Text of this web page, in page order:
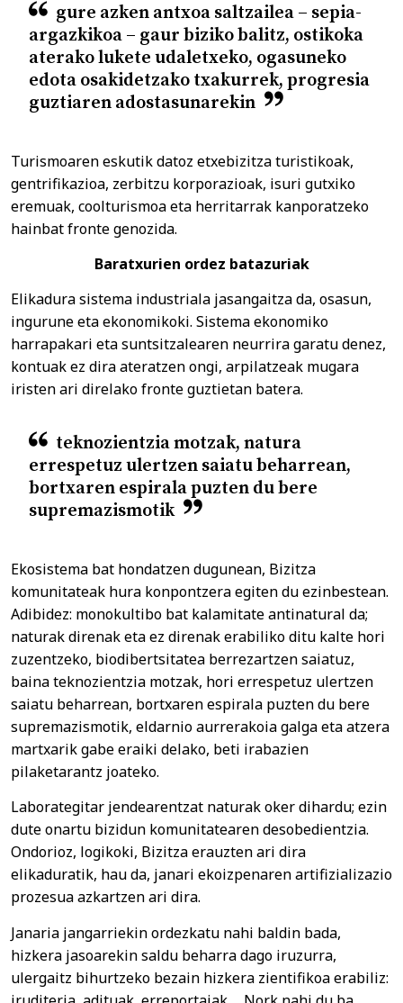
gure azken antxoa saltzailea – sepia-
argazkikoa – gaur biziko balitz, ostikoka
aterako lukete udaletxeko, ogasuneko
edota osakidetzako txakurrek, progresia
guztiaren adostasunarekin
Turismoaren eskutik datoz etxebizitza turistikoak,
gentrifikazioa, zerbitzu korporazioak, isuri gutxiko
eremuak, coolturismoa eta herritarrak kanporatzeko
hainbat fronte genozida.
Baratxurien ordez batazuriak
Elikadura sistema industriala jasangaitza da, osasun,
ingurune eta ekonomikoki. Sistema ekonomiko
harrapakari eta suntsitzalearen neurrira garatu denez,
kontuak ez dira ateratzen ongi, arpilatzeak mugara
iristen ari direlako fronte guztietan batera.
teknozientzia motzak, natura
errespetuz ulertzen saiatu beharrean,
bortxaren espirala puzten du bere
supremazismotik
Ekosistema bat hondatzen dugunean, Bizitza
komunitateak hura konpontzera egiten du ezinbestean.
Adibidez: monokultibo bat kalamitate antinatural da;
naturak direnak eta ez direnak erabiliko ditu kalte hori
zuzentzeko, biodibertsitatea berrezartzen saiatuz,
baina teknozientzia motzak, hori errespetuz ulertzen
saiatu beharrean, bortxaren espirala puzten du bere
supremazismotik, eldarnio aurrerakoia galga eta atzera
martxarik gabe eraiki delako, beti irabazien
pilaketarantz joateko.
Laborategitar jendearentzat naturak oker dihardu; ezin
dute onartu bizidun komunitatearen desobedientzia.
Ondorioz, logikoki, Bizitza erauzten ari dira
elikaduratik, hau da, janari ekoizpenaren artifizializazio
prozesua azkartzen ari dira.
Janaria jangarriekin ordezkatu nahi baldin bada,
hizkera jasoarekin saldu beharra dago iruzurra,
ulergaitz bihurtzeko bezain hizkera zientifikoa erabiliz: